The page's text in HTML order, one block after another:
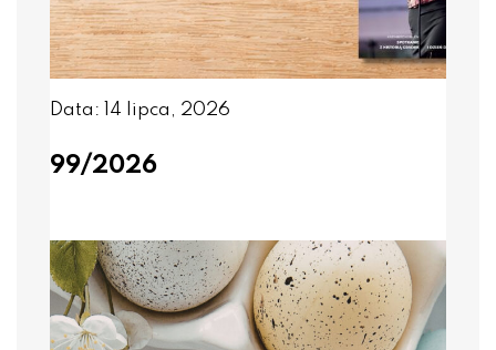
Data: 14 lipca, 2026
99/2026